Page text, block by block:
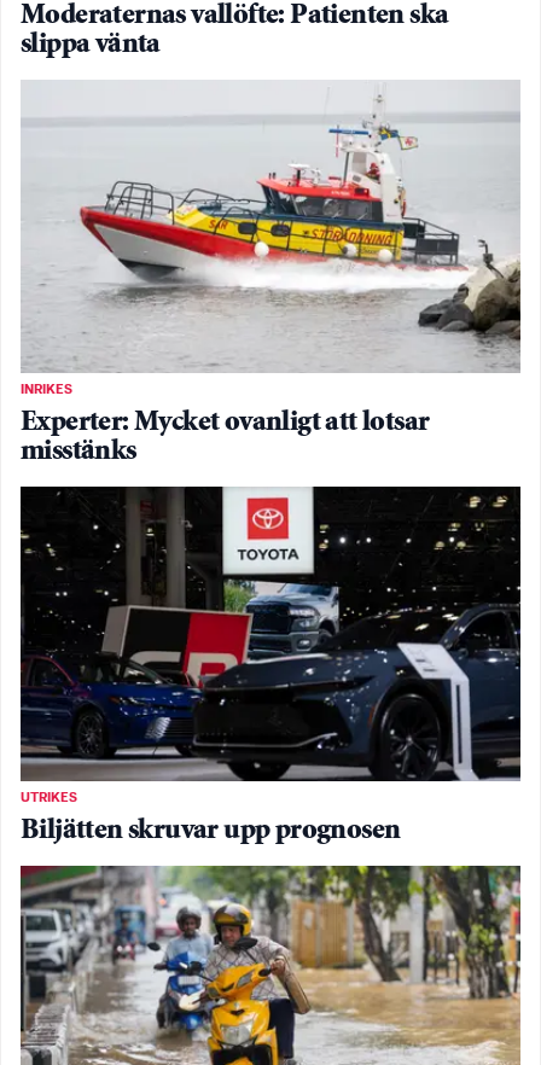
Moderaternas vallöfte: Patienten ska
slippa vänta
INRIKES
Experter: Mycket ovanligt att lotsar
misstänks
UTRIKES
Biljätten skruvar upp prognosen